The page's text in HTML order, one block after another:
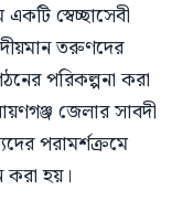
স্বেচ্ছাসেবী
তরুণদের
পরিকল্পনা করা
জেলার সাবদী
পরামর্শক্রমে
করা হয়।